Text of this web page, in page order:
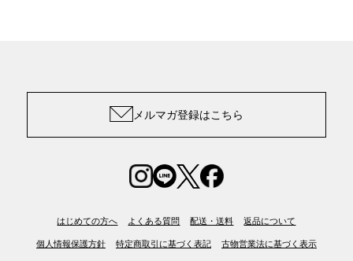
メルマガ登録はこちら
はじめての方へ よくある質問 配送・送料 返品について
個人情報保護方針 特定商取引に基づく表記 古物営業法に基づく表示